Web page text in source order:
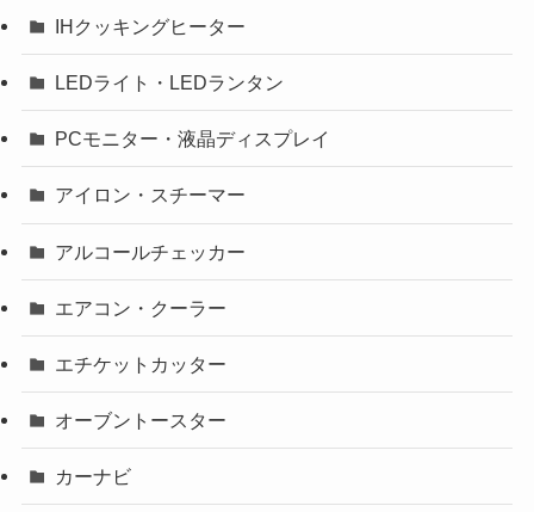
IHクッキングヒーター
LEDライト・LEDランタン
PCモニター・液晶ディスプレイ
アイロン・スチーマー
アルコールチェッカー
エアコン・クーラー
エチケットカッター
オーブントースター
カーナビ